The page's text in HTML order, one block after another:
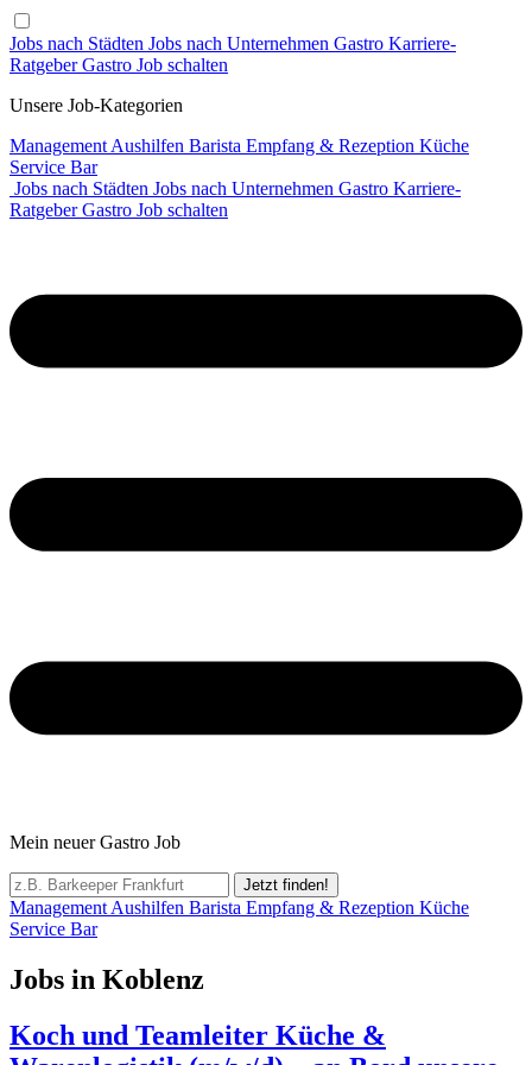
Jobs nach Städten Jobs nach Unternehmen Gastro Karriere-
RatgeberGastro Job schalten
Unsere Job-Kategorien
Management Aushilfen Barista Empfang & Rezeption Küche
Service Bar
Jobs nach Städten Jobs nach Unternehmen Gastro Karriere-
RatgeberGastro Job schalten
Mein neuer Gastro Job
Jetzt finden!
Management Aushilfen Barista Empfang & Rezeption Küche
Service Bar
Jobs in Koblenz
Koch und Teamleiter Küche &